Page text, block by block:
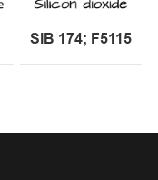
SiB 174; F5115